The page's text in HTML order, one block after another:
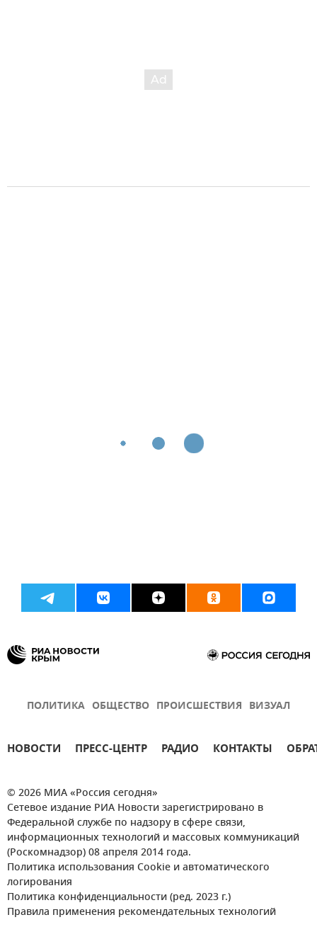
ПОЛИТИКА ОБЩЕСТВО ПРОИСШЕСТВИЯ ВИЗУАЛ
НОВОСТИ ПРЕСС-ЦЕНТР РАДИО КОНТАКТЫ
© 2026 МИА «Россия сегодня»
Сетевое издание РИА Новости зарегистрировано в
Федеральной службе по надзору в сфере связи,
информационных технологий и массовых коммуникаций
(Роскомнадзор) 08 апреля 2014 года.
Политика использования Cookie и автоматического
логирования
Политика конфиденциальности (ред. 2023 г.)
Правила применения рекомендательных технологий